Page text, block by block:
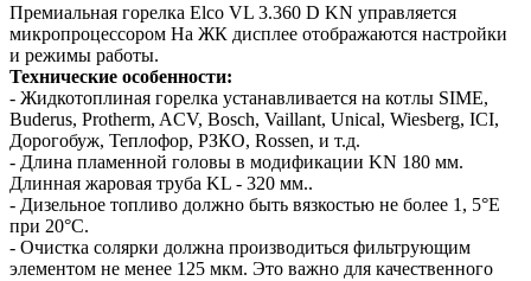
Премиальная горелка Elco VL 3.360 D KN управляется
микропроцессором На ЖК дисплее отображаются настройки
и режимы работы.
Технические особенности:
- Жидкотоплиная горелка устанавливается на котлы SIME,
Buderus, Protherm, ACV, Bosch, Vaillant, Unical, Wiesberg, ICI,
Дорогобуж, Теплофор, РЗКО, Rossen, и т.д.
- Длина пламенной головы в модификации KN 180 мм.
Длинная жаровая труба KL - 320 мм..
- Дизельное топливо должно быть вязкостью не более 1, 5°Е
при 20°С.
- Очистка солярки должна производиться фильтрующим
элементом не менее 125 мкм. Это важно для качественного